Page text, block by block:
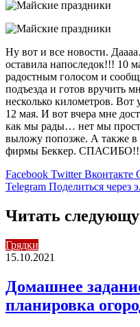
Ну вот и все новости.
оставила напоследок!!! 10
радостным голосом и
подъезда и готов вручить
несколько километров.
12 мая. И вот вчера мне
как мы рады… нет мы
выложу попозже. А также в
фирмы Беккер.
Facebook Twitter Вконтакте
Telegram Поделиться через
Читать
Грядки
15.10.2021
Домашнее
планировка